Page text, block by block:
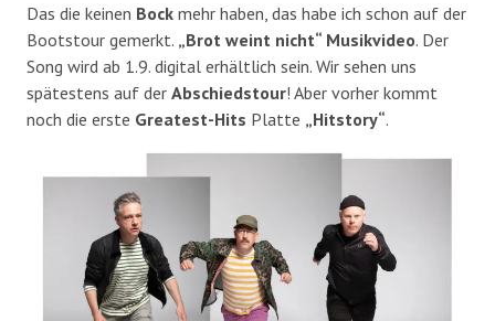
Das die keinen Bock mehr haben, das habe ich schon auf der
Bootstour gemerkt. „Brot weint nicht“ Musikvideo. Der
Song wird ab 1.9. digital erhältlich sein. Wir sehen uns
spätestens auf der Abschiedstour! Aber vorher kommt
noch die erste Greatest-Hits Platte „Hitstory“.